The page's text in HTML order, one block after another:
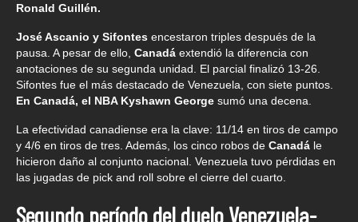
Ronald Guillén.
José Ascanio y Sifontes encestaron triples después de la
pausa. A pesar de ello, Canadá extendió la diferencia con
anotaciones de su segunda unidad. El parcial finalizó 13-26.
Sifontes fue el más destacado de Venezuela, con siete puntos.
En Canadá, el NBA Kyshawn George sumó una decena.
La efectividad canadiense era la clave: 11/14 en tiros de campo
y 4/6 en tiros de tres. Además, los cinco robos de Canadá le
hicieron daño al conjunto nacional. Venezuela tuvo pérdidas en
las jugadas de pick and roll sobre el cierre del cuarto.
Segundo período del duelo Venezuela-